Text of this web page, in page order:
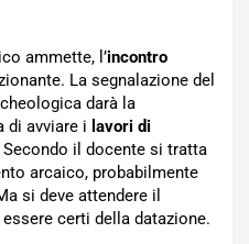
ammette, l’incontro
La segnalazione del
darà la
di avviare i lavori di
il docente si tratta
arcaico, probabilmente
si deve attendere il
certi della datazione.